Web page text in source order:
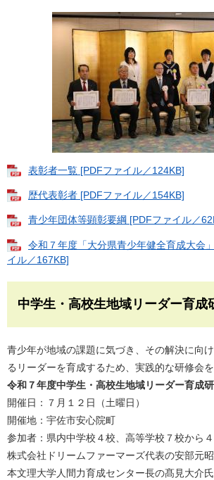
表彰者一覧 [PDFファイル／124KB]
歴代表彰者 [PDFファイル／154KB]
青少年団体等顕彰要綱 [PDFファイル／
令和７年度「大分県青少年健全育成大会
イル／167KB]
中学生・高校生地域リーダー育成
青少年が地域の課題に気づき、その解決に向
るリーダーを育成するため、実践的な研修会を
令和７年度中学生・高校生地域リーダー育成
開催日：７月１２日（土曜日）
開催地：宇佐市安心院町
参加者：県内中学校４校、高等学校７校から
株式会社ドリームファーマーズ代表の安部元
本文理大学人間力育成センター長の髙見大介